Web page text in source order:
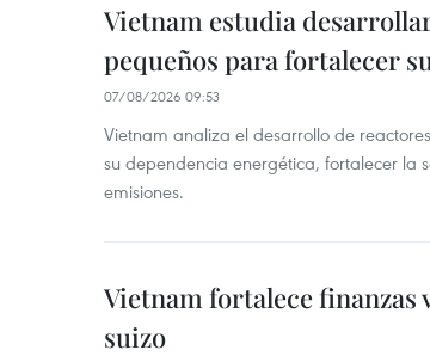
Vietnam estudia
pequeños para fortalecer
07/08/2026 09:53
Vietnam analiza el desarrollo de
su dependencia energética, fortalecer la
emisiones.
Vietnam fortalece finanzas
suizo